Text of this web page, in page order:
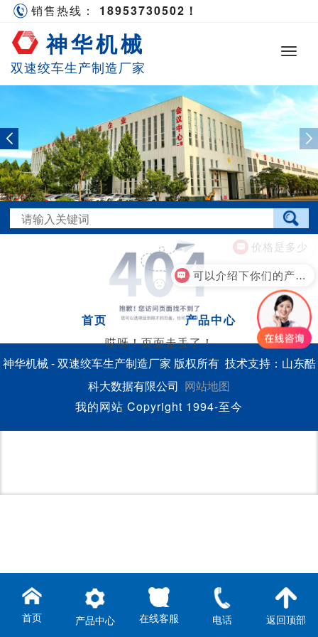
销售热线： 18953730502！
神华机械
双速绞车生产制造厂家
首页
产品中心
哎呀！页面走丢了！
神华机械 - 双速绞车生产制造厂家 版权所有 技术支持：山东酷
科大数据有限公司 网站地图
我的网站 Copyright 1994-至今
首页 产品中心 在线客服 电话 返回顶部
价格是多少